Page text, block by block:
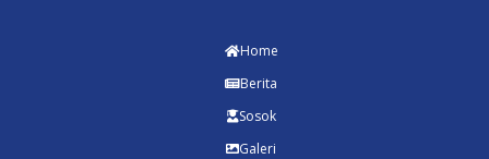
Home
Berita
Sosok
Galeri